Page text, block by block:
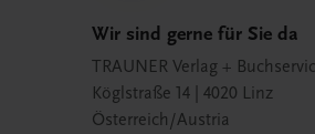
Wir sind gerne für Sie da
TRAUNER Verlag +
Köglstraße 14 | 4020 Linz
Österreich/Austria